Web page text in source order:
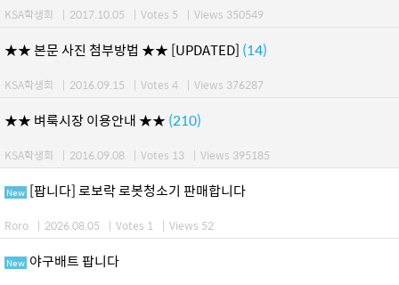
KSA학생회 | 2017.10.05 | Votes 5 | Views 350549
★★ 본문 사진 첨부방법 ★★ [UPDATED] (14)
KSA학생회 | 2016.09.15 | Votes 4 | Views 376287
★★ 벼룩시장 이용안내 ★★ (210)
KSA학생회 | 2016.09.08 | Votes 13 | Views 395185
New [팝니다] 로보락 로봇청소기 판매합니다
Roro | 2026.08.05 | Votes 1 | Views 52
New 야구배트 팝니다